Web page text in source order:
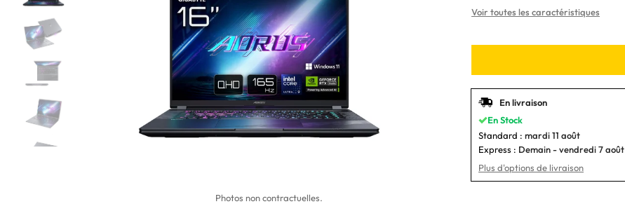
Photos non contractuelles.
Voir toutes les caractéristiques
En livraison
En Stock
Standard : mardi 11 août
Express : Demain - vendredi 7 août
Plus d'options de livraison